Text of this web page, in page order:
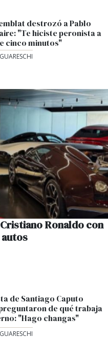
destrozó a Pablo
"Te hiciste peronista a
cinco minutos"
Ronaldo con
de Santiago Caputo
de qué trabaja
"Hago changas"